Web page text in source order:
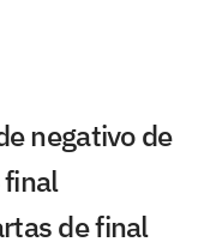
negativo de
final
de final